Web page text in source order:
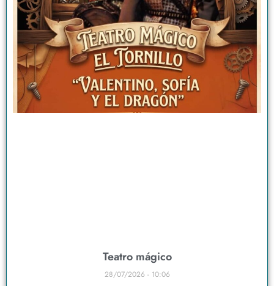
Teatro mágico
28/07/2026 10:06